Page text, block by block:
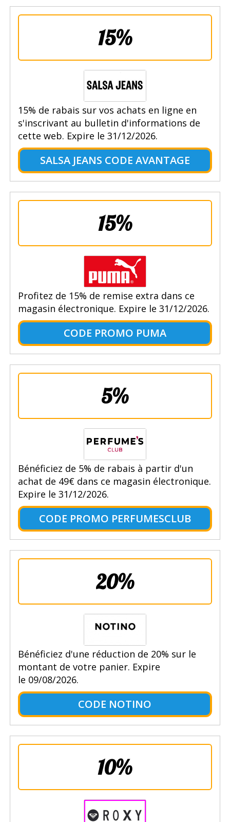
15%
15% de rabais sur vos achats en ligne en
s'inscrivant au bulletin d'informations de
cette web. Expire le 31/12/2026.
SALSA JEANS CODE AVANTAGE
15%
Profitez de 15% de remise extra dans ce
magasin électronique. Expire le 31/12/2026.
CODE PROMO PUMA
5%
Bénéficiez de 5% de rabais à partir d'un
achat de 49€ dans ce magasin électronique.
Expire le 31/12/2026.
CODE PROMO PERFUMESCLUB
20%
Bénéficiez d'une réduction de 20% sur le
montant de votre panier. Expire
le 09/08/2026.
CODE NOTINO
10%